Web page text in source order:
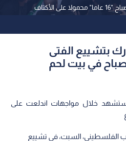
الأكتاف
بتشييع الفتى
في بيت لحم
خلال مواجهات اندلعت على
الفلسطيني، السبت، في تشييع